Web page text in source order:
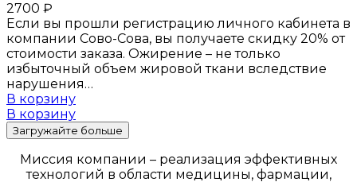
2700 ₽
Если вы прошли регистрацию личного кабинета в
компании Сово-Сова, вы получаете скидку 20% от
стоимости заказа. Ожирение – не только
избыточный объем жировой ткани вследствие
нарушения…
В корзину
В корзину
Загружайте больше
Миссия компании – реализация эффективных
технологий в области медицины, фармации,